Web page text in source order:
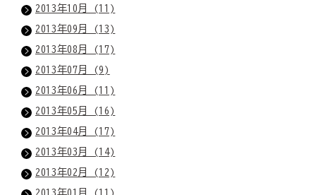
2013年10月 (11)
2013年09月 (13)
2013年08月 (17)
2013年07月 (9)
2013年06月 (11)
2013年05月 (16)
2013年04月 (17)
2013年03月 (14)
2013年02月 (12)
2013年01月 (11)